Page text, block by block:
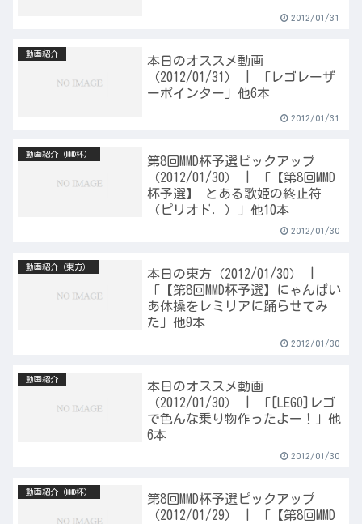
2012/01/31
動画紹介
本日のオススメ動画
（2012/01/31） | 「レゴレーザ
ーポインター」他6本
2012/01/31
動画紹介（MMD杯）
第8回MMD杯予選ピックアップ
（2012/01/30） | 「【第8回MMD
杯予選】 とある歌姫の終止符
（ピリオド．）」他10本
2012/01/30
動画紹介（東方）
本日の東方（2012/01/30） |
「【第8回MMD杯予選】にゃんぱい
あ体操をレミリアに踊らせてみ
た」他9本
2012/01/30
動画紹介
本日のオススメ動画
（2012/01/30） | 「[LEGO]レゴ
で色んな乗り物作ったよー！」他
6本
2012/01/30
動画紹介（MMD杯）
第8回MMD杯予選ピックアップ
（2012/01/29） | 「【第8回MMD